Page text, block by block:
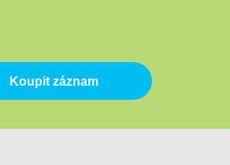
Koupit záznam